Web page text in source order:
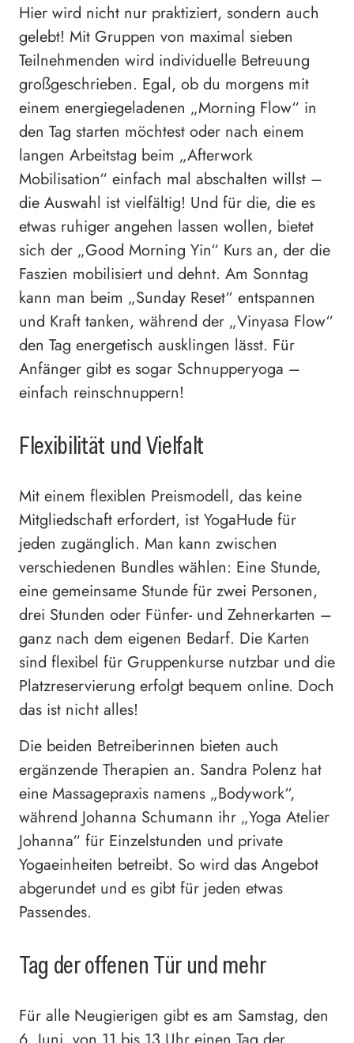
Hier wird nicht nur praktiziert, sondern auch
gelebt! Mit Gruppen von maximal sieben
Teilnehmenden wird individuelle Betreuung
großgeschrieben. Egal, ob du morgens mit
einem energiegeladenen „Morning Flow“ in
den Tag starten möchtest oder nach einem
langen Arbeitstag beim „Afterwork
Mobilisation“ einfach mal abschalten willst –
die Auswahl ist vielfältig! Und für die, die es
etwas ruhiger angehen lassen wollen, bietet
sich der „Good Morning Yin“ Kurs an, der die
Faszien mobilisiert und dehnt. Am Sonntag
kann man beim „Sunday Reset“ entspannen
und Kraft tanken, während der „Vinyasa Flow“
den Tag energetisch ausklingen lässt. Für
Anfänger gibt es sogar Schnupperyoga –
einfach reinschnuppern!
Flexibilität und Vielfalt
Mit einem flexiblen Preismodell, das keine
Mitgliedschaft erfordert, ist YogaHude für
jeden zugänglich. Man kann zwischen
verschiedenen Bundles wählen: Eine Stunde,
eine gemeinsame Stunde für zwei Personen,
drei Stunden oder Fünfer- und Zehnerkarten –
ganz nach dem eigenen Bedarf. Die Karten
sind flexibel für Gruppenkurse nutzbar und die
Platzreservierung erfolgt bequem online. Doch
das ist nicht alles!
Die beiden Betreiberinnen bieten auch
ergänzende Therapien an. Sandra Polenz hat
eine Massagepraxis namens „Bodywork“,
während Johanna Schumann ihr „Yoga Atelier
Johanna“ für Einzelstunden und private
Yogaeinheiten betreibt. So wird das Angebot
abgerundet und es gibt für jeden etwas
Passendes.
Tag der offenen Tür und mehr
Für alle Neugierigen gibt es am Samstag, den